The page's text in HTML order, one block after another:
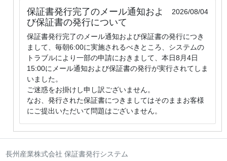
保証書発行完了のメール通知およ
び保証書の発行について
2026/08/04
保証書発行完了のメール通知および保証書の発行につき
まして、毎朝6:00に実施されるべきところ、システムの
トラブルにより一部の申請におきまして、本日8月4日
15:00にメール通知および保証書の発行が実行されてしま
いました。
ご迷惑をお掛けし申し訳ございません。
なお、発行された保証書につきましてはそのままお客様
にご提出いただいて問題はございません。
長州産業株式会社 保証書発行システム